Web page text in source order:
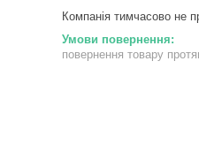
Компанія тимчасово не
повернення товару